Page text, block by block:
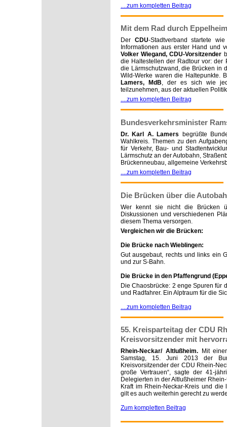
....zum kompletten Beitrag
Mit dem Rad durch Eppelheim
Der CDU-Stadtverband startete
Informationen aus erster Hand und
Volker Wiegand, CDU-Vorsitzender
die Haltestellen der Radtour vor: der
die Lärmschutzwand, die Brücken in
Wild-Werke waren die Haltepunkte.
Lamers, MdB, der es sich wie
teilzunehmen, aus der aktuellen
....zum kompletten Beitrag
Bundesverkehrsminister
Dr. Karl A. Lamers begrüßte
Wahlkreis. Themen zu den
für Verkehr, Bau- und
Lärmschutz an der Autobahn,
Brückenneubau, allgemeine
....zum kompletten Beitrag
Die Brücken über die
Wer kennt sie nicht die Brücken
Diskussionen und verschiedenen
diesem Thema versorgen.
Vergleichen wir die Brücken:
Die Brücke nach Wieblingen:
Gut ausgebaut, rechts und links ein
und zur S-Bahn.
Die Brücke in den Pfaffengrund
Die Chaosbrücke: 2 enge Spuren für
und Radfahrer. Ein Alptraum für die
....zum kompletten Beitrag
55. Kreisparteitag der CDU
Kreisvorsitzender mit
Rhein-Neckar/ Altlußheim.Mit
Samstag, 15. Juni 2013 der
Kreisvorsitzender der CDU Rhein-
große Vertrauen“, sagte der 41-
Delegierten in der Altlußheimer
Kraft im Rhein-Neckar-Kreis und die
gilt es auch weiterhin gerecht zu
Zum kompletten Beitrag